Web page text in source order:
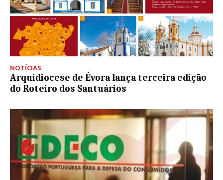
NOTÍCIAS
Arquidiocese de Évora lança terceira edição
do Roteiro dos Santuários